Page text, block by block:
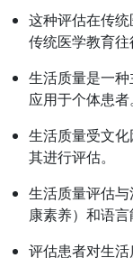
这种评估在传
传统医学教育往
生活质量是一
应用于个体患者。
生活质量受文
其进行评估。
生活质量评估
康素养）和语言
评估患者对生